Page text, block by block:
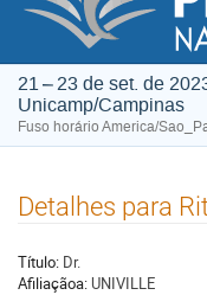
21 – 23 de set. de
Unicamp/Campinas
Fuso horário America/
Detalhes para
Título: Dr.
Afiliaçãoa: UNIVILLE